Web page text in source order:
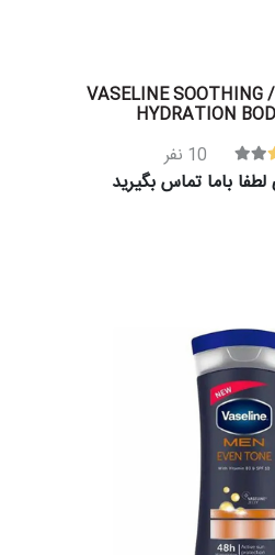
لوسیون بدن وازلین / VASELINE SOOTHING
HYDRATION
10 نفر
باما تماس بگیرید